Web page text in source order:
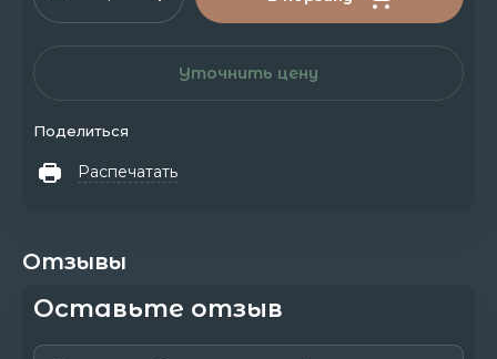
Уточнить цену
Поделиться
Распечатать
Отзывы
Оставьте отзыв